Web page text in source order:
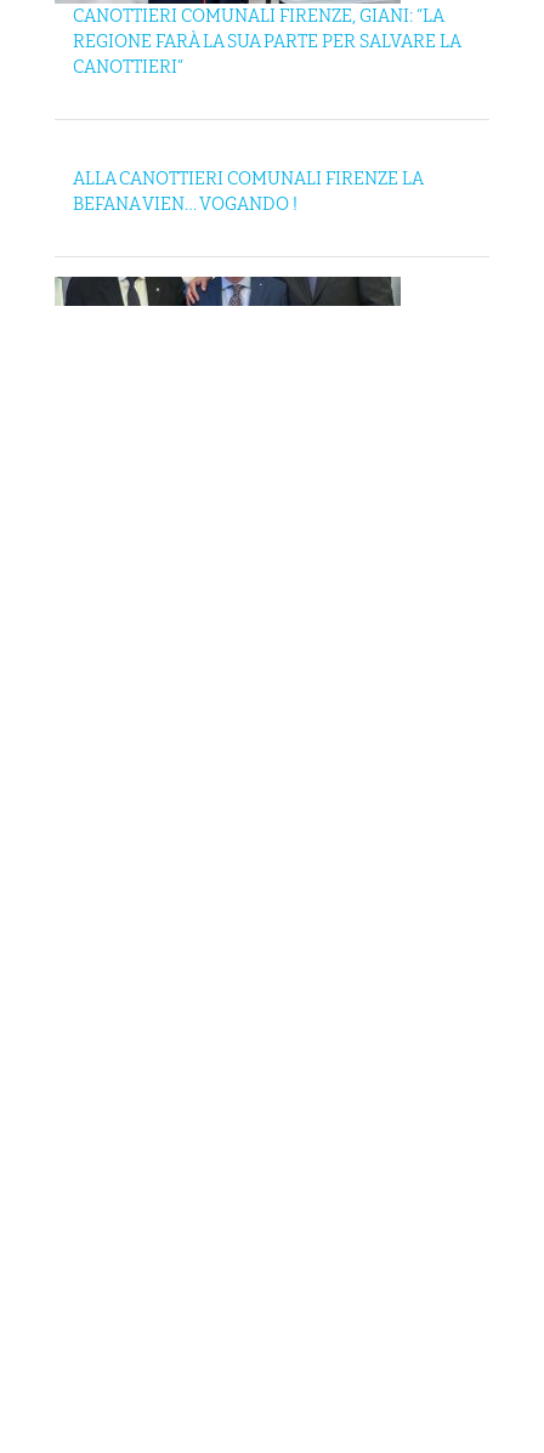
CANOTTIERI COMUNALI FIRENZE, GIANI: “LA
REGIONE FARÀ LA SUA PARTE PER SALVARE LA
CANOTTIERI”
ALLA CANOTTIERI COMUNALI FIRENZE LA
BEFANA VIEN… VOGANDO !